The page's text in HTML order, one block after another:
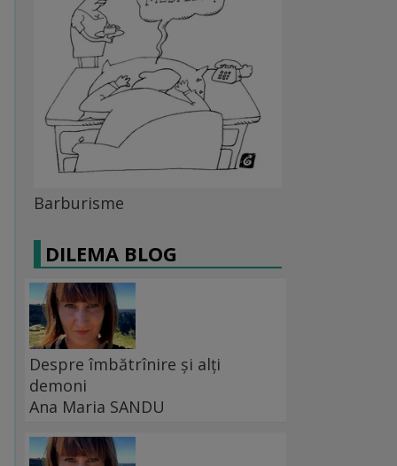
Barburisme
DILEMA BLOG
Despre îmbătrînire și alți
demoni
Ana Maria SANDU